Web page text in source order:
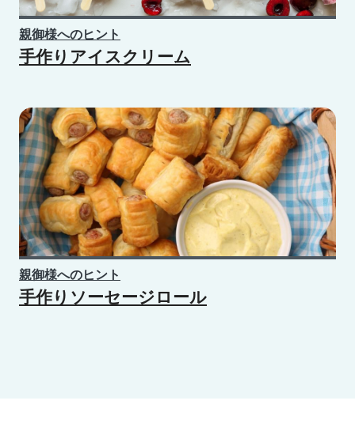
親御様へのヒント
手作りアイスクリーム
親御様へのヒント
手作りソーセージロール